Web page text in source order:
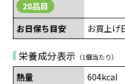
28品目
お日保ち目安 お買上げ
栄養成分表示 （1個当たり）
熱量
604kcal